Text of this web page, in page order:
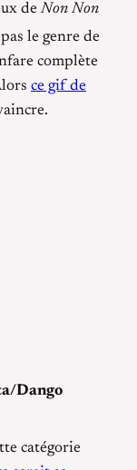
de Non Non
le genre de
complète
ce gif de
Dango
catégorie